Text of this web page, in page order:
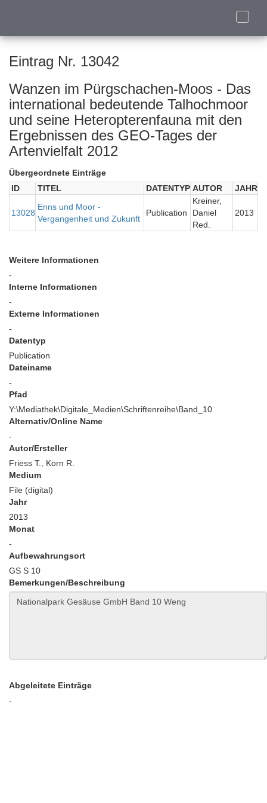
Toggle
Eintrag Nr. 13042
Wanzen im Pürgschachen-Moos - Das
international bedeutende Talhochmoor
und seine Heteropterenfauna mit den
Ergebnissen des GEO-Tages der
Artenvielfalt 2012
Übergeordnete Einträge
ID
TITEL DATENTYP AUTOR JAHR
13028
Enns und Moor -
Vergangenheit und Zukunft
Publication
Kreiner,
Daniel
Red.
2013
Weitere Informationen
-
Interne Informationen
-
Externe Informationen
-
Datentyp
Publication
Dateiname
-
Pfad
Y:\Mediathek\Digitale_Medien\Schriftenreihe\Band_10
Alternativ/Online Name
-
Autor/Ersteller
Friess T., Korn R.
Medium
File (digital)
Jahr
2013
Monat
-
Aufbewahrungsort
GS S 10
Bemerkungen/Beschreibung
Abgeleitete Einträge
-